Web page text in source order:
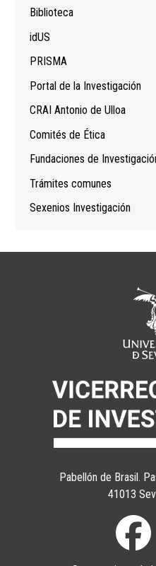
Biblioteca
idUS
PRISMA
Portal de la Investigación
CRAI Antonio de Ulloa
Comités de Ética
Fundaciones de
Trámites comunes
Sexenios Investigación
Pabellón de Brasil.
41013